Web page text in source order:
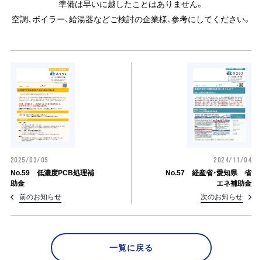
準備は早いに越したことはありません。
空調、ボイラー、給湯器などご検討の企業様、参考にしてください。
2025/03/05
No.59 低濃度PCB処理補
助金
前のお知らせ
2024/11/04
No.57 経産省・愛知県 省
エネ補助金
次のお知らせ
一覧に戻る